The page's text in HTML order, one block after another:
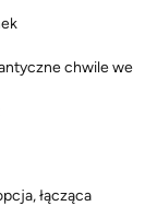
chwile we
łącząca